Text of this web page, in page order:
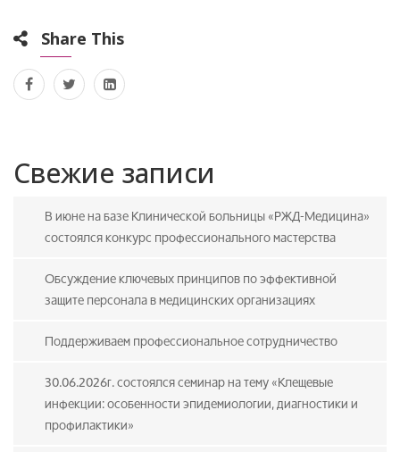
Share This
Свежие записи
В июне на базе Клинической больницы «РЖД-Медицина»
состоялся конкурс профессионального мастерства
Обсуждение ключевых принципов по эффективной
защите персонала в медицинских организациях
Поддерживаем профессиональное сотрудничество
30.06.2026г. состоялся семинар на тему «Клещевые
инфекции: особенности эпидемиологии, диагностики и
профилактики»